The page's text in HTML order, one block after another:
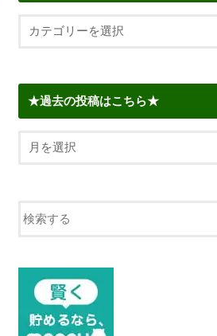
★過去の投稿はこちら★